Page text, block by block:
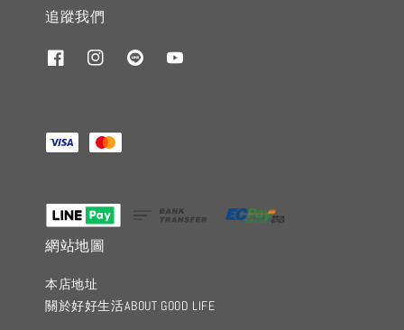
追蹤我們
網站地圖
本店地址
關於好好生活ABOUT GOOD LIFE